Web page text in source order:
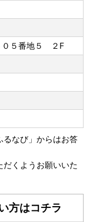
お時間を要する
にお断りなく最
は、税制上の一
超えた額につい
ください。
０５番地５ ２F
るなび」からはお答
だくようお願いいた
方はコチラ